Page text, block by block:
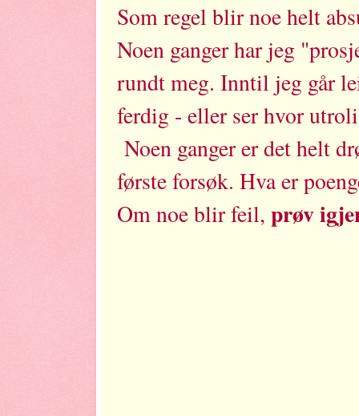
Som regel blir noe helt
Noen ganger har jeg
rundt meg. Inntil jeg går
ferdig - eller ser hvor
Noen ganger er det helt
første forsøk. Hva er
Om noe blir feil, prøv